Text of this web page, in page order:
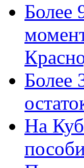
Более
Более
На